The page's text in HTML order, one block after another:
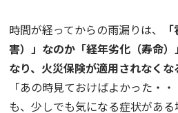
時間が経ってからの雨漏りは、
害）」なのか「経年劣化（寿命
なり、火災保険が適用されなく
「あの時見ておけばよかった・
も、少しでも気になる症状があ